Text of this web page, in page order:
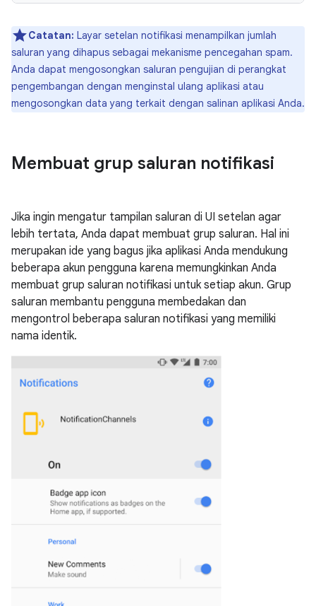
Catatan: Layar setelan notifikasi menampilkan jumlah
saluran yang dihapus sebagai mekanisme pencegahan spam.
Anda dapat mengosongkan saluran pengujian di perangkat
pengembangan dengan menginstal ulang aplikasi atau
mengosongkan data yang terkait dengan salinan aplikasi Anda.
Membuat grup saluran notifikasi
Jika ingin mengatur tampilan saluran di UI setelan agar
lebih tertata, Anda dapat membuat grup saluran. Hal ini
merupakan ide yang bagus jika aplikasi Anda mendukung
beberapa akun pengguna karena memungkinkan Anda
membuat grup saluran notifikasi untuk setiap akun. Grup
saluran membantu pengguna membedakan dan
mengontrol beberapa saluran notifikasi yang memiliki
nama identik.